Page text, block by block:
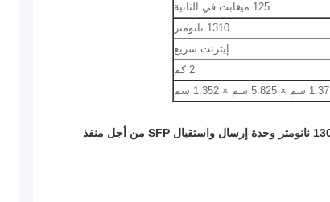
125 ميغابت في الثانية
1310 نانومتر
إيثرنت سريع
2 كم
1.37 سم × 5.825 سم × 1.352 سم
وحدة الإرسال والاستقبال SFP GLC-FE-100FX من الألياف البصرية (MMF) 1300 نانومتر وحدة إرسال واستقبال SFP من أجل منفذ